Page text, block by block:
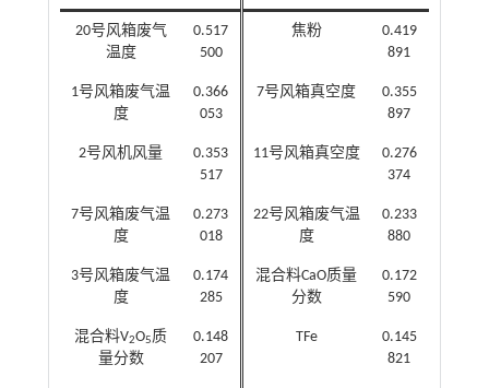
20号风箱废气
温度
0.517
500
焦粉
0.419
891
1号风箱废气温
度
0.366
053
7号风箱真空度
0.355
897
2号风机风量
0.353
517
11号风箱真空度
0.276
374
7号风箱废气温
度
0.273
018
22号风箱废气温
度
0.233
880
3号风箱废气温
度
0.174
285
混合料CaO质量
分数
0.172
590
混合料V2O5质
量分数
0.148
207
TFe
0.145
821